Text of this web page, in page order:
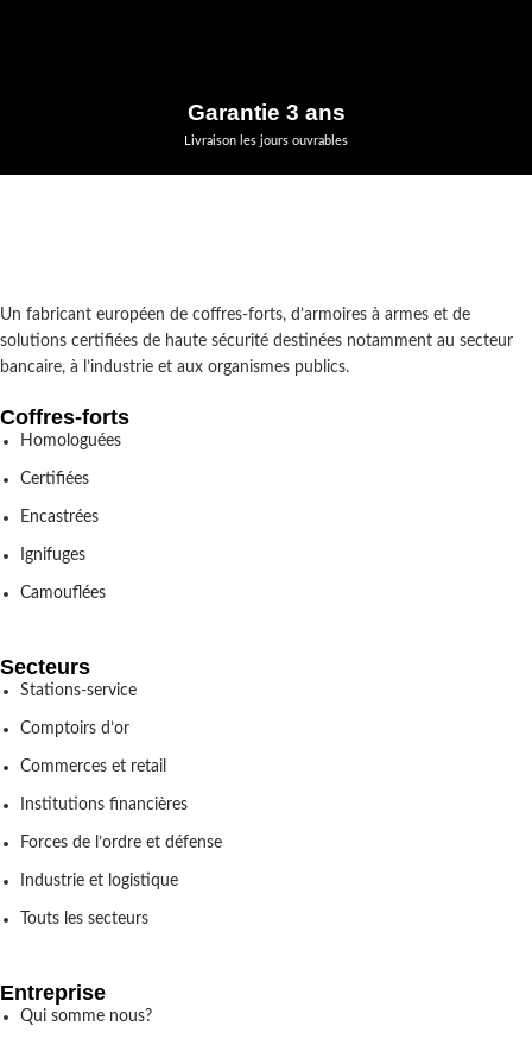
Garantie 3 ans
Livraison les jours ouvrables
Un fabricant européen de coffres-forts, d’armoires à armes et de
solutions certifiées de haute sécurité destinées notamment au secteur
bancaire, à l’industrie et aux organismes publics.
Coffres-forts
Homologuées
Certifiées
Encastrées
Ignifuges
Camouflées
Secteurs
Stations-service
Comptoirs d’or
Commerces et retail
Institutions financières
Forces de l’ordre et défense
Industrie et logistique
Touts les secteurs
Entreprise
Qui somme nous?